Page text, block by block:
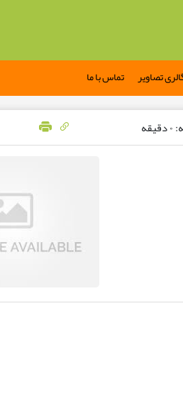
تصاویر تماس با ما